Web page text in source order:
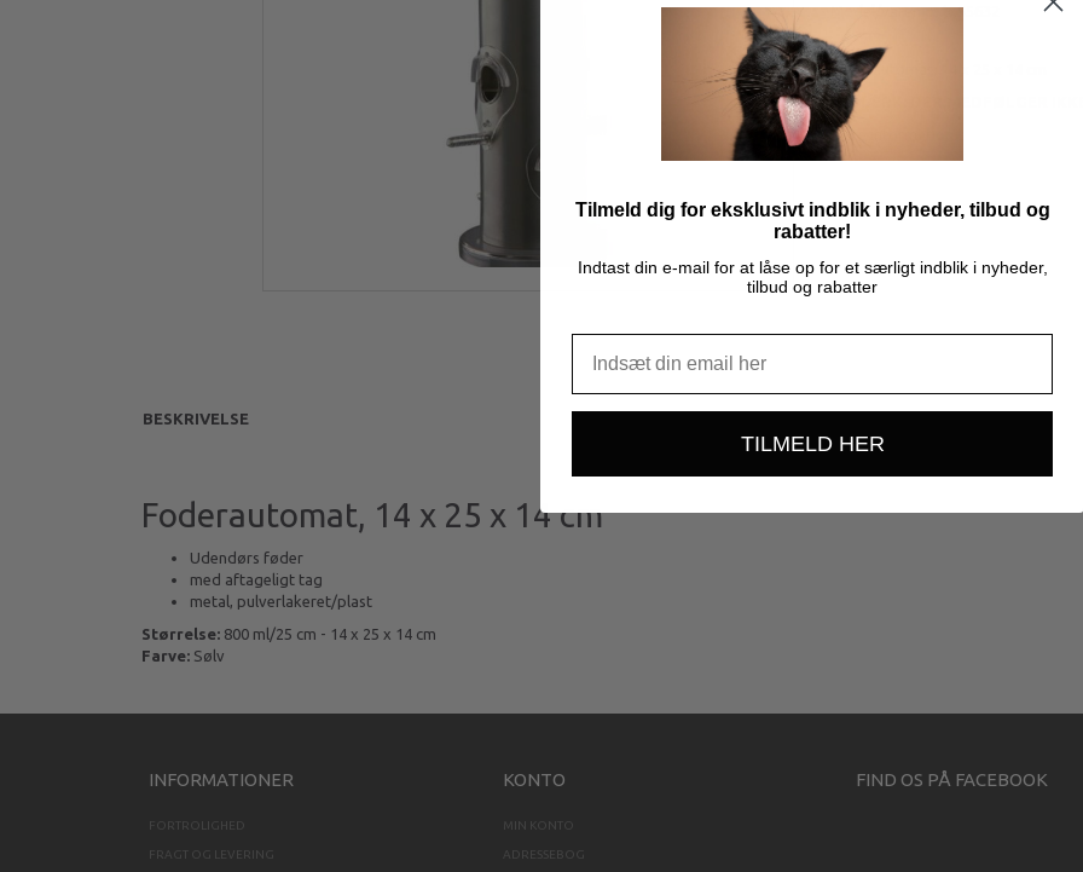
Model/varenr.: tx55632
Foderautomat, 14 x 25 x 14 cm
BEMÆRK: DER MEDFØLGER
Mere information
BESKRIVELSE
Foderautomat, 14 x 25 x 14 cm
Udendørs føder
med aftageligt tag
metal, pulverlakeret/plast
Størrelse: 800 ml/25 cm - 14 x 25 x 14 cm
Farve: Sølv
INFORMATIONER
FORTROLIGHED
FRAGT OG LEVERING
KONTO
MIN KONTO
ADRESSEBOG
FIND OS PÅ FACEBOOK
Tilmeld dig for eksklusivt indblik i nyheder, tilbud og
rabatter!
Indtast din e-mail for at låse op for et særligt indblik i nyheder,
tilbud og rabatter
TILMELD HER